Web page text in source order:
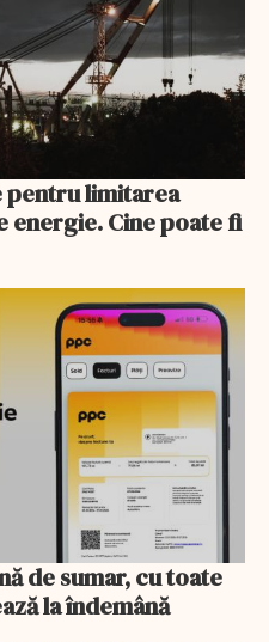
pentru limitarea
energie. Cine poate fi
de sumar, cu toate
la îndemână